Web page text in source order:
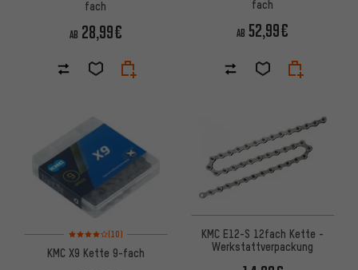
fach
AB 28,99€
fach
AB 52,99€
Bewertungen: 4 von 5 basierend auf 10 Bewertungen
(10)
KMC X9 Kette 9-fach
KMC E12-S 12fach Kette -
Werkstattverpackung